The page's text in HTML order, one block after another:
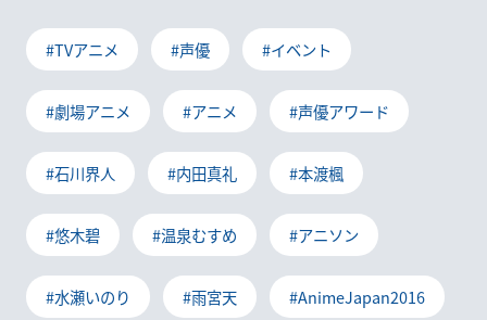
#TVアニメ #声優 #イベント
#劇場アニメ #アニメ #声優アワード
#石川界人 #内田真礼 #本渡楓
#悠木碧 #温泉むすめ #アニソン
#水瀬いのり #雨宮天 #AnimeJapan2016